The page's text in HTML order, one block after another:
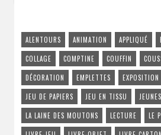
ALENTOURS ANIMATION APPLIQUÉ
COLLAGE
COMPTINE COUFFIN
DÉCORATION
EMPLETTES EXPOSITION
JEU DE PAPIERS
JEU EN TISSU
LA LAINE DES MOUTONS
LECTURE
LE